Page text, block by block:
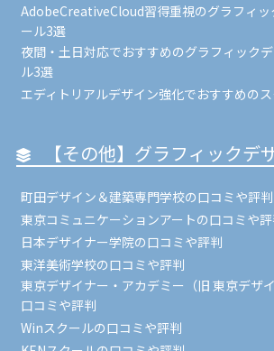
AdobeCreativeCloud習得重視のグラフィッ
ール3選
夜間・土日対応でおすすめのグラフィック
ル3選
エディトリアルデザイン強化でおすすめの
【その他】グラフィックデ
町田デザイン＆建築専門学校の口コミや評判
東京コミュニケーションアートの口コミや
日本デザイナー学院の口コミや評判
東洋美術学校の口コミや評判
東京デザイナー・アカデミー（旧 東京デザ
口コミや評判
Winスクールの口コミや評判